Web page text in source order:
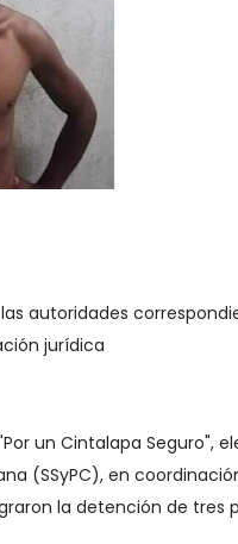
autoridades
jurídica
un Cintalapa Seguro",
(SSyPC), en
la detención de tres